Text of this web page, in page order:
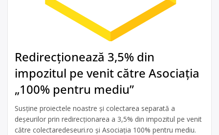
Redirecționează 3,5% din
impozitul pe venit către Asociația
„100% pentru mediu”
Susține proiectele noastre și colectarea separată a
deșeurilor prin redirecționarea a 3,5% din impozitul pe venit
către colectaredeseuri.ro și Asociația 100% pentru mediu.